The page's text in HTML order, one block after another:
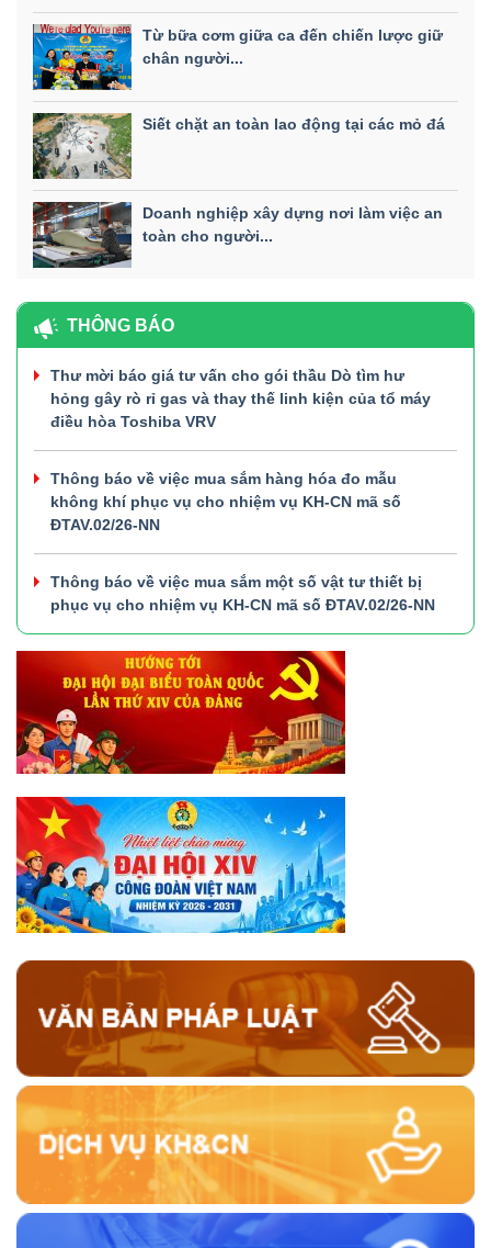
Từ bữa cơm giữa ca đến chiến lược giữ
chân người...
Siết chặt an toàn lao động tại các mỏ đá
Doanh nghiệp xây dựng nơi làm việc an
toàn cho người...
THÔNG BÁO
Thư mời báo giá tư vấn cho gói thầu Dò tìm hư
hỏng gây rò rỉ gas và thay thế linh kiện của tổ máy
điều hòa Toshiba VRV
Thông báo về việc mua sắm hàng hóa đo mẫu
không khí phục vụ cho nhiệm vụ KH-CN mã số
ĐTAV.02/26-NN
Thông báo về việc mua sắm một số vật tư thiết bị
phục vụ cho nhiệm vụ KH-CN mã số ĐTAV.02/26-NN